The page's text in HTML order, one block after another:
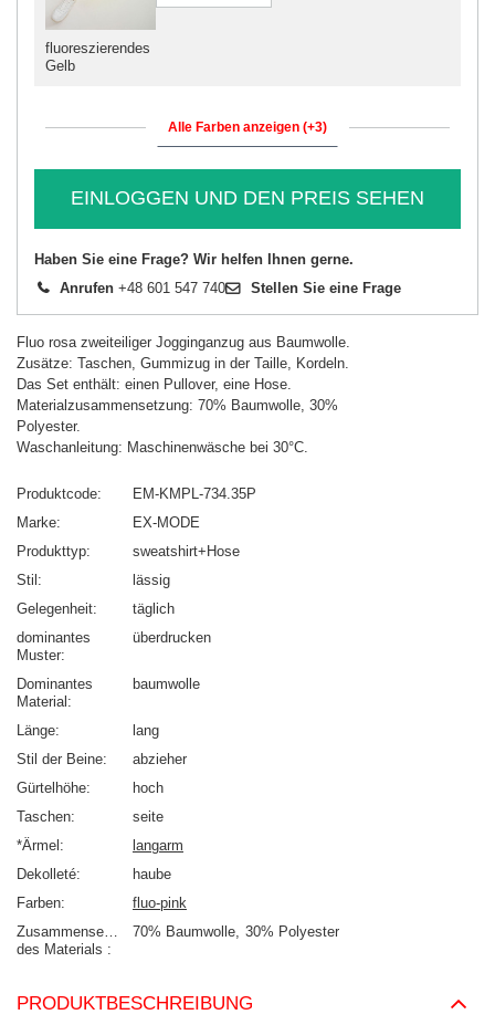
fluoreszierendes
Gelb
Alle Farben anzeigen (+3)
EINLOGGEN UND DEN PREIS SEHEN
Haben Sie eine Frage? Wir helfen Ihnen gerne.
Anrufen +48 601 547 740 Stellen Sie eine Frage
Fluo rosa zweiteiliger Jogginganzug aus Baumwolle.
Zusätze: Taschen, Gummizug in der Taille, Kordeln.
Das Set enthält: einen Pullover, eine Hose.
Materialzusammensetzung: 70% Baumwolle, 30%
Polyester.
Waschanleitung: Maschinenwäsche bei 30°C.
Produktcode
EM-KMPL-734.35P
Marke
EX-MODE
Produkttyp
sweatshirt+Hose
Stil
lässig
Gelegenheit
täglich
dominantes
Muster
überdrucken
Dominantes
Material
baumwolle
Länge
lang
Stil der Beine
abzieher
Gürtelhöhe
hoch
Taschen
seite
*Ärmel
langarm
Dekolleté
haube
Farben
fluo-pink
Zusammensetzung
des Materials
70% Baumwolle 30% Polyester
PRODUKTBESCHREIBUNG